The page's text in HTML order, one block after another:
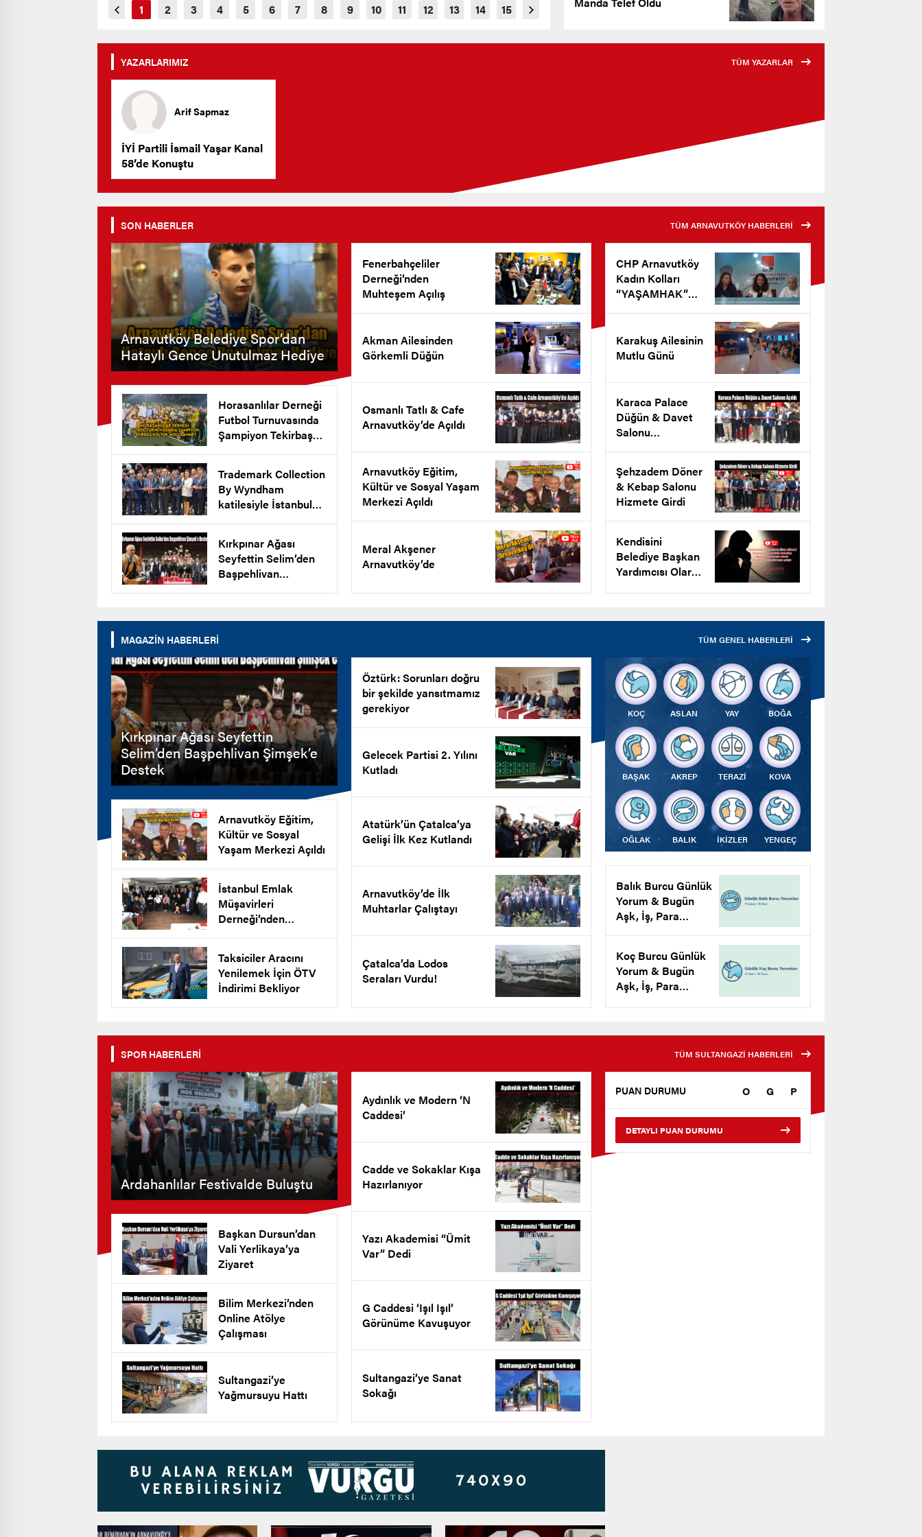
YAZARLARIMIZ TÜM YAZARLAR
Arif Sapmaz
İYİ Partili İsmail Yaşar Kanal
58’de Konuştu
SON HABERLER TÜM ARNAVUTKÖY HABERLERİ
Arnavutköy Belediye Spor’dan
Hataylı Gence Unutulmaz Hediye
Horasanlılar Derneği
Futbol Turnuvasında
Şampiyon Tekirbaş
Trademark Collection
By Wyndham
katilesiyle İstanbul
Kırkpınar Ağası
Seyfettin Selim’den
Başpehlivan
Fenerbahçeliler
Derneği’nden
Muhteşem Açılış
Akman Ailesinden
Görkemli Düğün
Osmanlı Tatlı & Cafe
Arnavutköy’de Açıldı
Arnavutköy Eğitim,
Kültür ve Sosyal Yaşam
Merkezi Açıldı
Meral Akşener
Arnavutköy’de
CHP Arnavutköy
Kadın Kolları
“YAŞAMHAK”
Karakuş Ailesinin
Mutlu Günü
Karaca Palace
Düğün & Davet
Salonu
Şehzadem Döner
& Kebap Salonu
Hizmete Girdi
Kendisini
Belediye Başkan
Yardımcısı Olarak
MAGAZİN HABERLERİ TÜM GENEL HABERLERİ
Kırkpınar Ağası Seyfettin
Selim’den Başpehlivan Şimşek’e
Destek
Arnavutköy Eğitim,
Kültür ve Sosyal
Yaşam Merkezi Açıldı
İstanbul Emlak
Müşavirleri
Derneği’nden
Taksiciler Aracını
Yenilemek İçin ÖTV
İndirimi Bekliyor
Öztürk: Sorunları doğru
bir şekilde yansıtmamız
gerekiyor
Gelecek Partisi 2. Yılını
Kutladı
Atatürk’ün Çatalca’ya
Gelişi İlk Kez Kutlandı
Arnavutköy’de İlk
Muhtarlar Çalıştayı
Çatalca’da Lodos
Seraları Vurdu!
KOÇ ASLAN YAY BOĞA
BAŞAK AKREP TERAZİ KOVA
OĞLAK BALIK İKİZLER YENGEÇ
Balık Burcu Günlük
Yorum & Bugün
Aşk, İş, Para
Koç Burcu Günlük
Yorum & Bugün
Aşk, İş, Para
SPOR HABERLERİ TÜM SULTANGAZİ HABERLERİ
Ardahanlılar Festivalde Buluştu
Başkan Dursun’dan
Vali Yerlikaya’ya
Ziyaret
Bilim Merkezi’nden
Online Atölye
Çalışması
Sultangazi’ye
Yağmursuyu Hattı
Aydınlık ve Modern ‘N
Caddesi’
Cadde ve Sokaklar Kışa
Hazırlanıyor
Yazı Akademisi “Ümit
Var” Dedi
G Caddesi ‘Işıl Işıl’
Görünüme Kavuşuyor
Sultangazi’ye Sanat
Sokağı
PUAN DURUMU O G P
DETAYLI PUAN DURUMU